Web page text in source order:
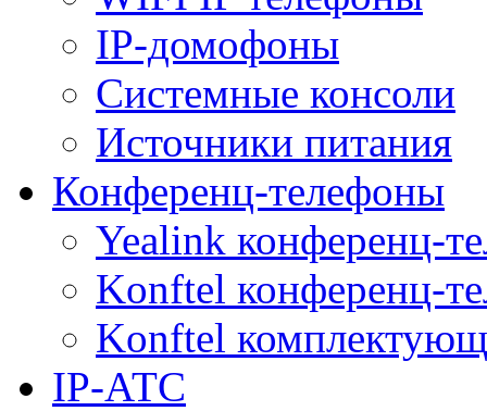
IP-домофоны
Системные консоли
Источники питания
Конференц-телефоны
Yealink конференц-
Konftel конференц-
Konftel
IP-АТС